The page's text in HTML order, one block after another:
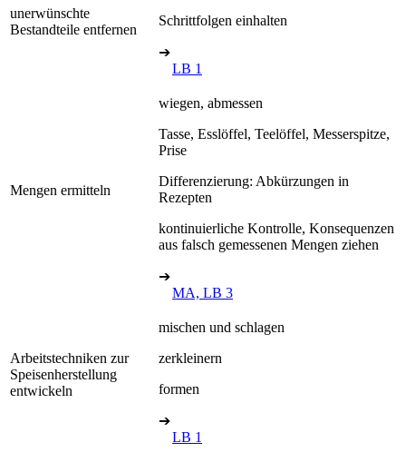
unerwünschte
Bestandteile entfernen
Schrittfolgen einhalten
➔
LB 1
Mengen ermitteln
wiegen, abmessen
Tasse, Esslöffel, Teelöffel, Messerspitze,
Prise
Differenzierung: Abkürzungen in
Rezepten
kontinuierliche Kontrolle, Konsequenzen
aus falsch gemessenen Mengen ziehen
➔
MA, LB 3
Arbeitstechniken zur
Speisenherstellung
entwickeln
mischen und schlagen
zerkleinern
formen
➔
LB 1